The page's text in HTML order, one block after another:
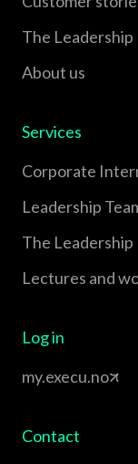
The Leadership
About us
Services
Corporate
Leadership
The Leadership
Lectures and
Log in
my.execu.no
Contact